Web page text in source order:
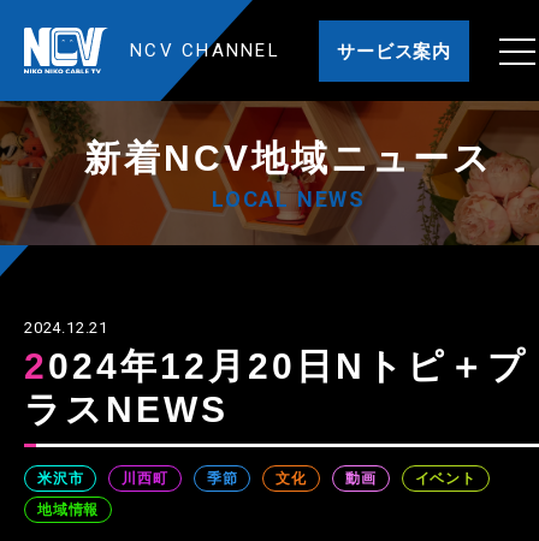
NCV CHANNEL サービス案内
新着NCV地域ニュース
LOCAL NEWS
2024.12.21
2024年12月20日Nトピ＋プ
ラスNEWS
米沢市 川西町 季節 文化 動画
イベント
地域情報